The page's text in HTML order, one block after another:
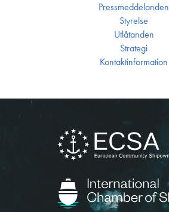
Press­meddelanden
Styrelse
Utlåtanden
Strategi
Kontakt­information